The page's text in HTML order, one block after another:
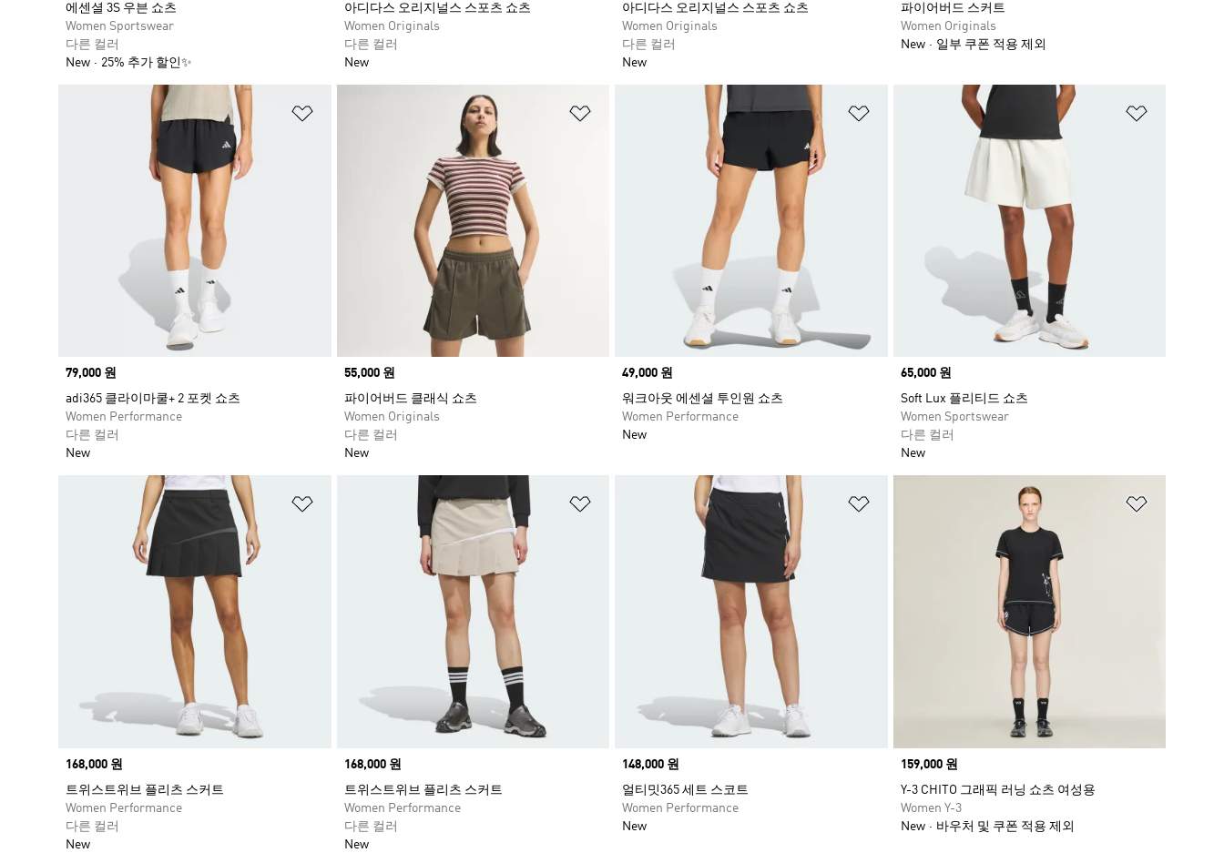
에센셜 3S 우븐 쇼츠
Women Sportswear
다른 컬러
New
25% 추가 할인✨
아디다스 오리지널스 스포츠 쇼츠
Women Originals
다른 컬러
New
아디다스 오리지널스 스포츠 쇼츠
Women Originals
다른 컬러
New
파이어버드 스커트
Women Originals
New
일부 쿠폰 적용 제외
Price
79,000 원
adi365 클라이마쿨+ 2 포켓 쇼츠
Women Performance
다른 컬러
New
Price
55,000 원
파이어버드 클래식 쇼츠
Women Originals
다른 컬러
New
위시리스트 담기
Price
49,000 원
워크아웃 에센셜 투인원 쇼츠
Women Performance
New
Price
65,000 원
Soft Lux 플리티드 쇼츠
Women Sportswear
다른 컬러
New
위시리스트 담기
Price
168,000 원
트위스트위브 플리츠 스커트
Women Performance
다른 컬러
New
위시리스트 담기
Price
168,000 원
트위스트위브 플리츠 스커트
Women Performance
다른 컬러
New
Price
148,000 원
얼티밋365 세트 스코트
Women Performance
New
Price
159,000 원
Y-3 CHITO 그래픽 러닝 쇼츠 여성용
Women Y-3
New
바우처 및 쿠폰 적용 제외